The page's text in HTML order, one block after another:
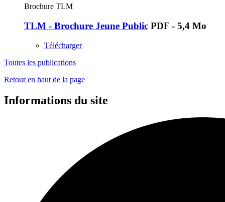
Brochure TLM
TLM - Brochure Jeune Public PDF - 5,4 Mo
Télécharger
Toutes les publications
Retour en haut de la page
Informations du site